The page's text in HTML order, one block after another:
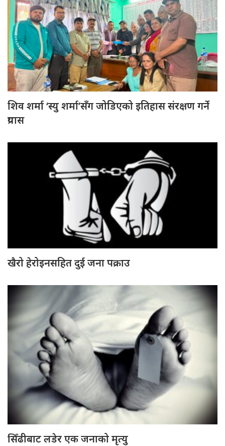
शिव शर्मा ‘स्यु शर्मा’सँग जोडिएको इतिहास संरक्षण गर्ने
प्रयास
खैरो हेरोइनसहित दुई जना पक्राउ
सिँढीबाट लडेर एक जनाको मृत्यु